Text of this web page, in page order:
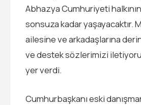
Abhazya Cumhuriyeti
sonsuza kadar yaşayacaktır.
ailesine ve arkadaşlarına
ve destek sözlerimizi
yer verdi.
Cumhurbaşkanı eski